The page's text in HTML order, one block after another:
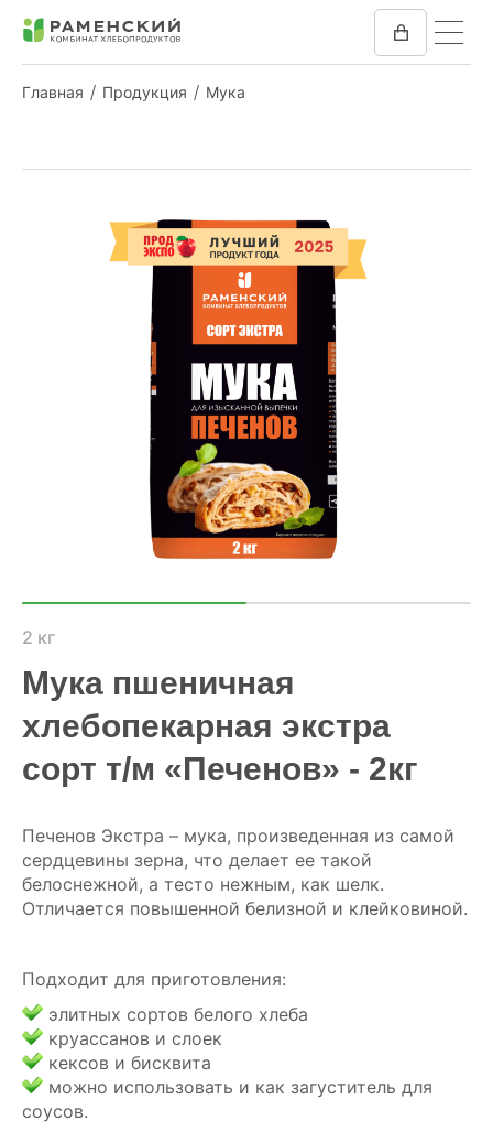
Главная Продукция Мука
2 кг
Мука пшеничная
хлебопекарная экстра
сорт т/м «Печенов» - 2кг
Печенов Экстра – мука, произведенная из самой
сердцевины зерна, что делает ее такой
белоснежной, а тесто нежным, как шелк.
Отличается повышенной белизной и клейковиной.
Подходит для приготовления:
элитных сортов белого хлеба
круассанов и слоек
кексов и бисквита
можно использовать и как загуститель для
соусов.
ПРАЙС
ГДЕ КУПИТЬ
КОНТАКТЫ
8 (804) 700-18-14
ПРАЙС-ЛИСТ